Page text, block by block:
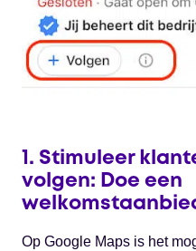
1. Stimuleer
volgen: Doe een
Op Google Maps is het